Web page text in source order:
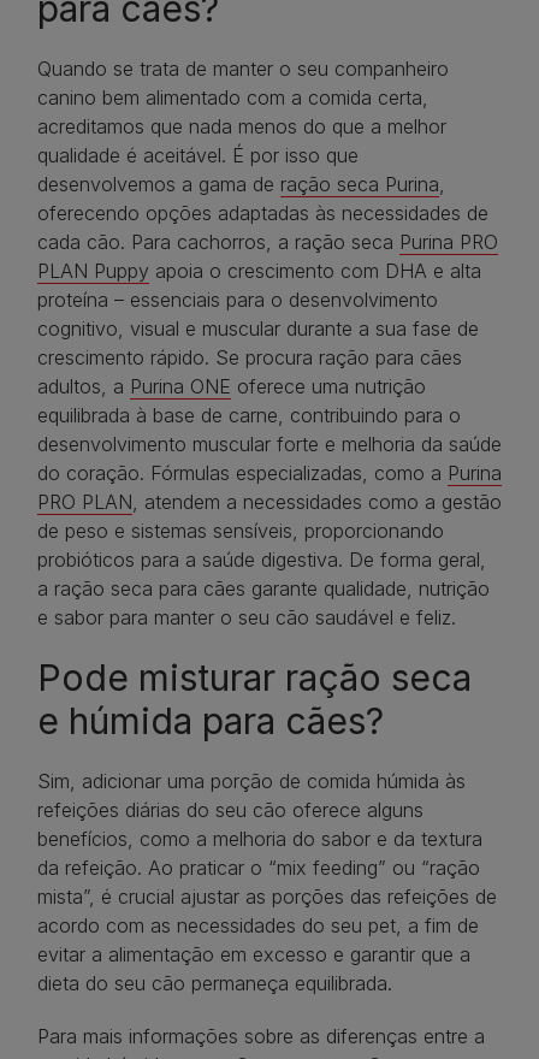
Quando se trata de manter o seu companheiro
canino bem alimentado com a comida certa,
acreditamos que nada menos do que a melhor
qualidade é aceitável. É por isso que
desenvolvemos a gama de ração seca Purina
oferecendo opções adaptadas às necessidades de
cada cão. Para cachorros, a ração seca Purina PRO
PLAN Puppy apoia o crescimento com DHA e alta
proteína – essenciais para o desenvolvimento
cognitivo, visual e muscular durante a sua fase de
crescimento rápido. Se procura ração para cães
adultos, a Purina ONE oferece uma nutrição
equilibrada à base de carne, contribuindo para o
desenvolvimento muscular forte e melhoria da saúde
do coração. Fórmulas especializadas, como a Purina
PRO PLAN , atendem a necessidades como a gestão
de peso e sistemas sensíveis, proporcionando
probióticos para a saúde digestiva. De forma geral,
a ração seca para cães garante qualidade, nutrição
e sabor para manter o seu cão saudável e feliz.
Pode misturar ração seca
e húmida para cães?
Sim, adicionar uma porção de comida húmida às
refeições diárias do seu cão oferece alguns
benefícios, como a melhoria do sabor e da textura
da refeição. Ao praticar o “mix feeding” ou “ração
mista”, é crucial ajustar as porções das refeições de
acordo com as necessidades do seu pet, a fim de
evitar a alimentação em excesso e garantir que a
dieta do seu cão permaneça equilibrada.
Para mais informações sobre as diferenças entre a